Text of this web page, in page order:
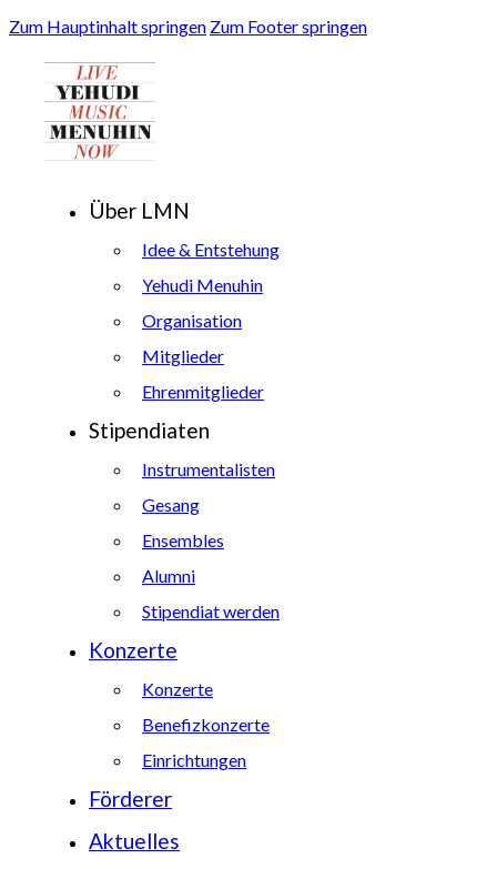
Zum Hauptinhalt springen Zum Footer springen
Über LMN
Idee & Entstehung
Yehudi Menuhin
Organisation
Mitglieder
Ehrenmitglieder
Stipendiaten
Instrumentalisten
Gesang
Ensembles
Alumni
Stipendiat werden
Konzerte
Konzerte
Benefizkonzerte
Einrichtungen
Förderer
Aktuelles